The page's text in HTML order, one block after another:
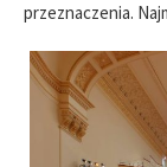
przeznaczenia.